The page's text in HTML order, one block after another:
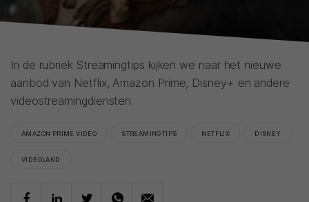
In de rubriek Streamingtips kijken we naar het nieuwe
aanbod van Netflix, Amazon Prime, Disney+ en andere
videostreamingdiensten.
AMAZON PRIME VIDEO STREAMINGTIPS NETFLIX DISNEY
VIDEOLAND